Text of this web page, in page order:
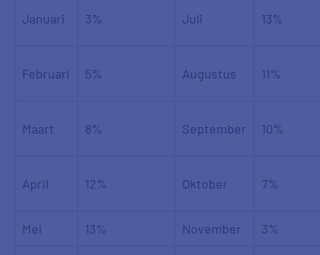
Januari 3% Juli 13%
Februari 5% Augustus 11%
Maart 8% September 10%
April 12% Oktober 7%
Mei 13% November 3%